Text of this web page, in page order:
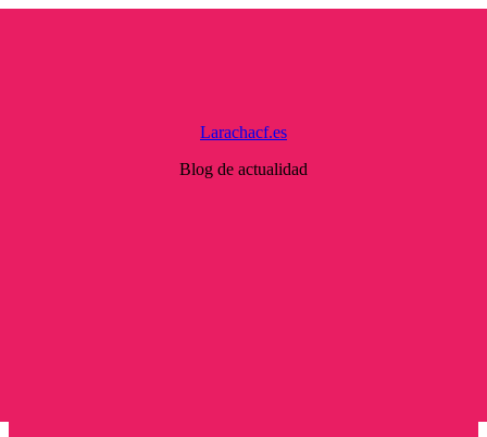
Larachacf.es
Blog de actualidad